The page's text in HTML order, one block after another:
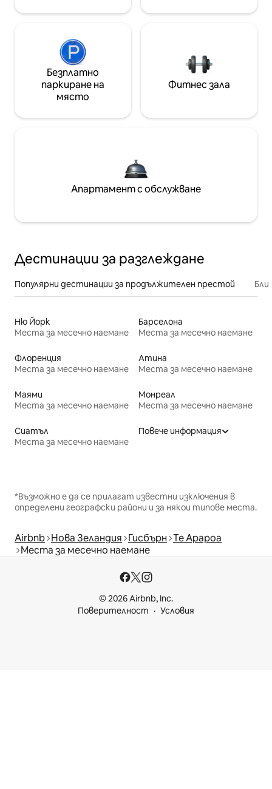
Безплатно
паркиране на
място
Фитнес зала
Апартамент с обслужване
Дестинации за разглеждане
Популярни дестинации за продължителен престой
Ню Йорк
Места за месечно наемане
Барселона
Места за месечно наемане
Флоренция
Места за месечно наемане
Атина
Места за месечно наемане
Маями
Места за месечно наемане
Монреал
Места за месечно наемане
Сиатъл
Места за месечно наемане
Повече информация
*Възможно е да се прилагат известни изключения в
определени географски райони и за някои типове места.
Airbnb Нова Зеландия Гисбърн Те Арароа
Места за месечно наемане
© 2026 Airbnb, Inc.
Поверителност
Условия